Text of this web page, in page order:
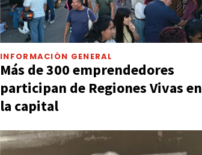
INFORMACIÓN GENERAL
Más de 300 emprendedores
participan de Regiones Vivas en
la capital